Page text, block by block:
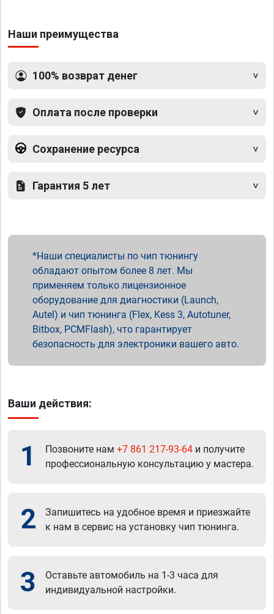
Наши преимущества
100% возврат денег
Оплата после проверки
Сохранение ресурса
Гарантия 5 лет
Наши специалисты по чип тюнингу
обладают опытом более 8 лет. Мы
применяем только лицензионное
оборудование для диагностики (Launch,
Autel) и чип тюнинга (Flex, Kess 3, Autotuner,
Bitbox, PCMFlash), что гарантирует
безопасность для электроники вашего авто.
Ваши действия:
1 Позвоните нам +7 861 217-93-64 и получите
профессиональную консультацию у мастера.
2
Запишитесь на удобное время и приезжайте
к нам в сервис на установку чип тюнинга.
3
Оставьте автомобиль на 1-3 часа для
индивидуальной настройки.